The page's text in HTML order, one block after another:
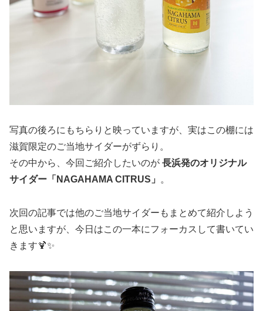
写真の後ろにもちらりと映っていますが、実はこの棚には
滋賀限定のご当地サイダーがずらり。
その中から、今回ご紹介したいのが 長浜発のオリジナル
サイダー「NAGAHAMA CITRUS」
。
次回の記事では他のご当地サイダーもまとめて紹介しよう
と思いますが、今日はこの一本にフォーカスして書いてい
きます🍹✨